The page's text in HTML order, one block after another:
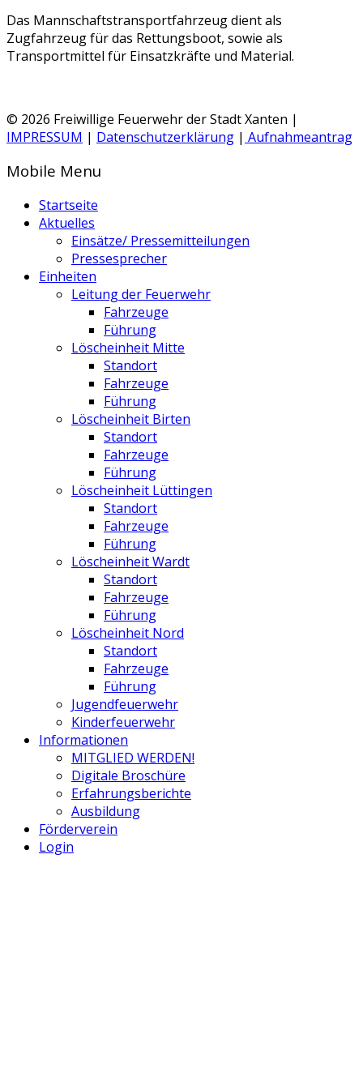
Das Mannschaftstransportfahrzeug dient als
Zugfahrzeug für das Rettungsboot, sowie als
Transportmittel für Einsatzkräfte und Material.
© 2026 Freiwillige Feuerwehr der Stadt Xanten |
IMPRESSUM | Datenschutzerklärung | Aufnahmeantrag
Mobile Menu
Startseite
Aktuelles
Einsätze/ Pressemitteilungen
Pressesprecher
Einheiten
Leitung der Feuerwehr
Fahrzeuge
Führung
Löscheinheit Mitte
Standort
Fahrzeuge
Führung
Löscheinheit Birten
Standort
Fahrzeuge
Führung
Löscheinheit Lüttingen
Standort
Fahrzeuge
Führung
Löscheinheit Wardt
Standort
Fahrzeuge
Führung
Löscheinheit Nord
Standort
Fahrzeuge
Führung
Jugendfeuerwehr
Kinderfeuerwehr
Informationen
MITGLIED WERDEN!
Digitale Broschüre
Erfahrungsberichte
Ausbildung
Förderverein
Login